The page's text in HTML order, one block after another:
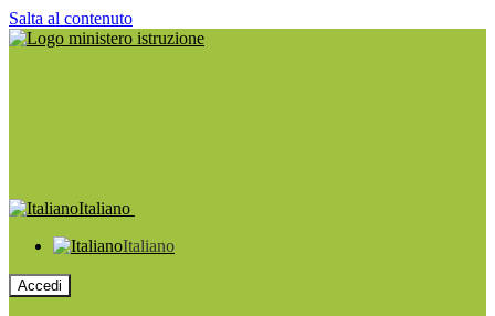
Salta al contenuto
Italiano
Italiano
Accedi